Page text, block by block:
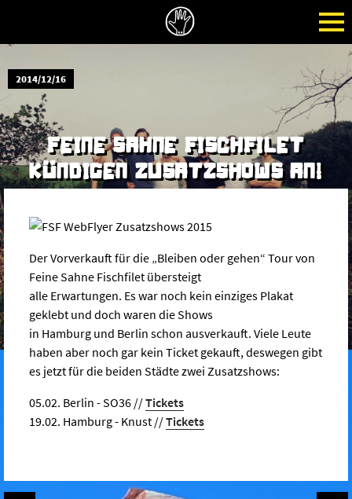
2014/12/16
FEINE SAHNE FISCHFILET
KÜNDIGEN ZUSATZSHOWS AN!
Der Vorverkauft für die „Bleiben oder gehen“ Tour von
Feine Sahne Fischfilet übersteigt
alle Erwartungen. Es war noch kein einziges Plakat
geklebt und doch waren die Shows
in Hamburg und Berlin schon ausverkauft. Viele Leute
haben aber noch gar kein Ticket gekauft, deswegen gibt
es jetzt für die beiden Städte zwei Zusatzshows:
05.02. Berlin - SO36 //Tickets
19.02. Hamburg - Knust //Tickets